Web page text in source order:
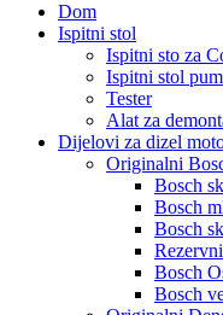
Dom
Ispitni stol
Ispitni sto za
Ispitni stol
Tester
Alat za
Dijelovi za dizel
Originalni
Bosch
Bosch
Bosch
Bosch
Bosch